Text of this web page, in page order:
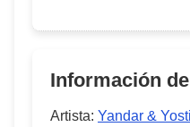
Información
Artista: Yandar &